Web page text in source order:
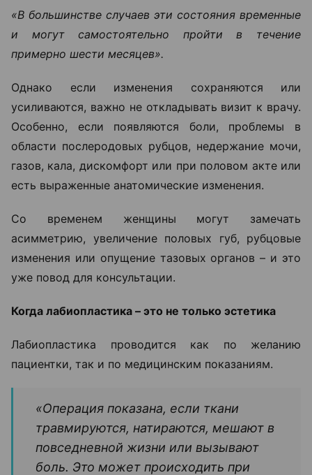
«В большинстве случаев эти состояния временные
и могут самостоятельно пройти в течение
примерно шести месяцев».
Однако если изменения сохраняются или
усиливаются, важно не откладывать визит к врачу.
Особенно, если появляются боли, проблемы в
области послеродовых рубцов, недержание мочи,
газов, кала, дискомфорт или при половом акте или
есть выраженные анатомические изменения.
Со временем женщины могут замечать
асимметрию, увеличение половых губ, рубцовые
изменения или опущение тазовых органов – и это
уже повод для консультации.
Когда лабиопластика – это не только эстетика
Лабиопластика проводится как по желанию
пациентки, так и по медицинским показаниям.
«Операция показана, если ткани
травмируются, натираются, мешают в
повседневной жизни или вызывают
боль. Это может происходить при